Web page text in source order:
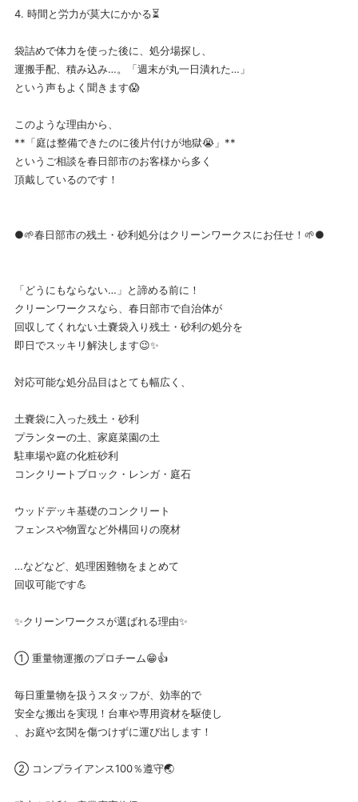
4. 時間と労力が莫大にかかる⏳
袋詰めで体力を使った後に、処分場探し、
運搬手配、積み込み…。「週末が丸一日潰れた…」
という声もよく聞きます😱
このような理由から、
**「庭は整備できたのに後片付けが地獄😭」**
というご相談を春日部市のお客様から多く
頂戴しているのです！
●🌱春日部市の残土・砂利処分はクリーンワークスにお任せ！🌱●
「どうにもならない…」と諦める前に！
クリーンワークスなら、春日部市で自治体が
回収してくれない土嚢袋入り残土・砂利の処分を
即日でスッキリ解決します😉✨
対応可能な処分品目はとても幅広く、
土嚢袋に入った残土・砂利
プランターの土、家庭菜園の土
駐車場や庭の化粧砂利
コンクリートブロック・レンガ・庭石
ウッドデッキ基礎のコンクリート
フェンスや物置など外構回りの廃材
…などなど、処理困難物をまとめて
回収可能です💪
✨クリーンワークスが選ばれる理由✨
① 重量物運搬のプロチーム😁👍
毎日重量物を扱うスタッフが、効率的で
安全な搬出を実現！台車や専用資材を駆使し
、お庭や玄関を傷つけずに運び出します！
② コンプライアンス100％遵守🌏